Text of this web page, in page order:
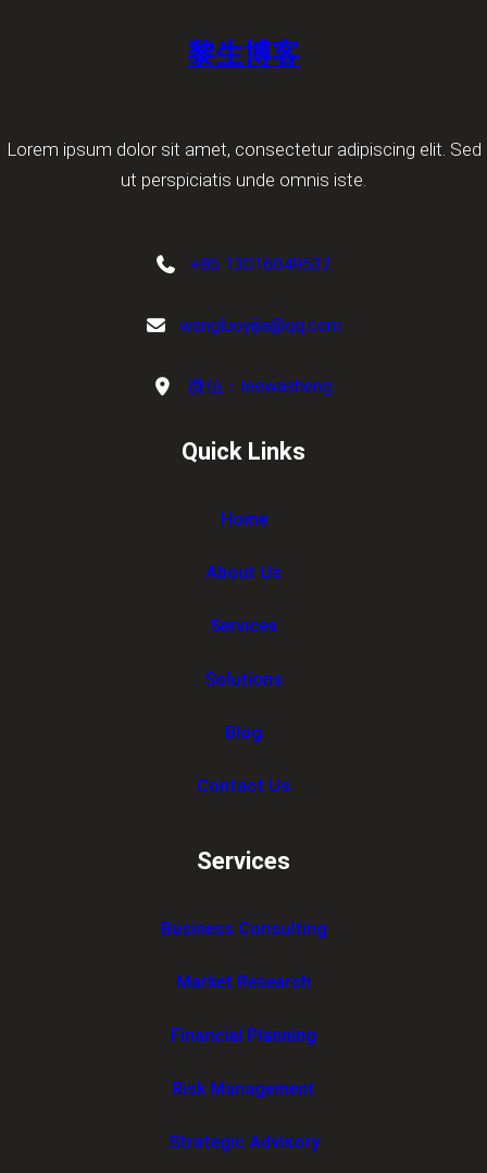
黎生博客
Lorem ipsum dolor sit amet, consectetur adipiscing elit. Sed
ut perspiciatis unde omnis iste.
+86 13016049532
wangluoyijia@qq.com
微信：leewasheng
Quick Links
Home
About Us
Services
Solutions
Blog
Contact Us
Services
Business Consulting
Market Research
Financial Planning
Risk Management
Strategic Advisory